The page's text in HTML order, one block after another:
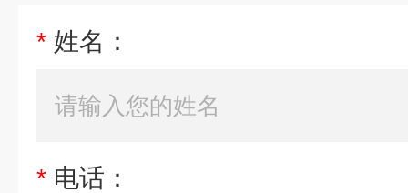
* 姓名：
* 电话：